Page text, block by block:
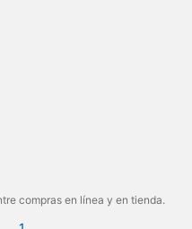
compras en línea y en tienda.